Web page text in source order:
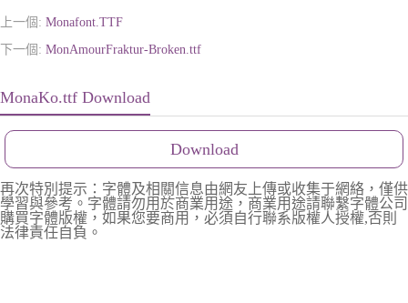
上一個: Monafont.TTF
下一個: MonAmourFraktur-Broken.ttf
MonaKo.ttf Download
Download
再次特別提示：字體及相關信息由網友上傳或收集于網絡，僅供
學習與參考。字體請勿用於商業用途，商業用途請聯繫字體公司
購買字體版權，如果您要商用，必須自行聯系版權人授權,否則
法律責任自負。